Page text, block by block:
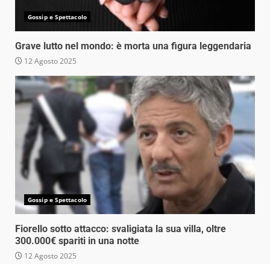
Gossip e Spettacolo
Grave lutto nel mondo: è morta una figura leggendaria
12 Agosto 2025
Gossip e Spettacolo
Fiorello sotto attacco: svaligiata la sua villa, oltre
300.000€ spariti in una notte
12 Agosto 2025